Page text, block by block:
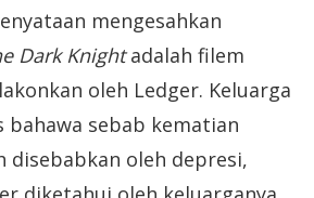
mengesahkan
Dark Knightadalah filem
oleh Ledger. Keluarga
bahawa sebab kematian
disebabkan oleh depresi,